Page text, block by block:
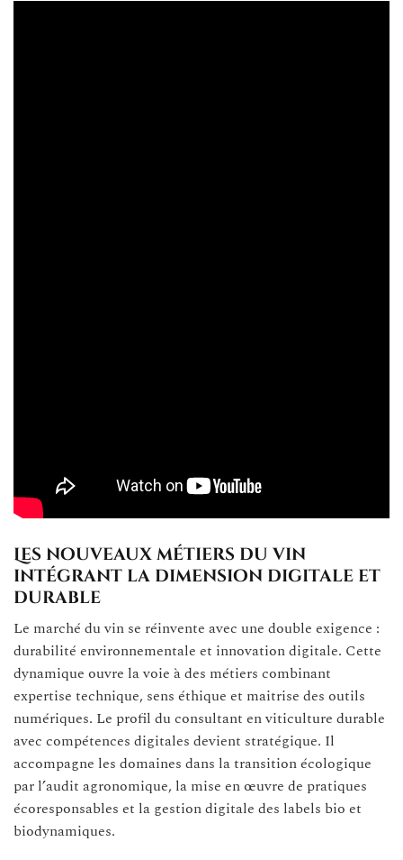
Les nouveaux métiers du vin
intégrant la dimension digitale et
durable
Le marché du vin se réinvente avec une double exigence :
durabilité environnementale et innovation digitale. Cette
dynamique ouvre la voie à des métiers combinant
expertise technique, sens éthique et maitrise des outils
numériques. Le profil du consultant en viticulture durable
avec compétences digitales devient stratégique. Il
accompagne les domaines dans la transition écologique
par l’audit agronomique, la mise en œuvre de pratiques
écoresponsables et la gestion digitale des labels bio et
biodynamiques.